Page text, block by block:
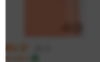
84 ₽
по карте